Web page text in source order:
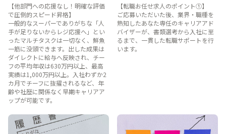
【他部門への応援なし！明確な評価
で圧倒的スピード昇格】
一般的なスーパーでありがちな「人
手が足りないからレジ応援へ」とい
ったマルチタスクは一切なく、鮮魚
一筋に没頭できます。出した成果は
ダイレクトに給与へ反映され、チー
フの平均年収は630万円以上、最高
実績は1,000万円以上。入社わずか2
カ月でチーフに抜擢されるなど、年
齢や社歴に関係なく早期キャリアア
ップが可能です。
【転職お任せ求人のポイント①】
ご応募いただいた後、業界・職種を
熟知したあなた専任のキャリアアド
バイザーが、書類選考から入社に至
るまで、一貫した転職サポートを行
います。